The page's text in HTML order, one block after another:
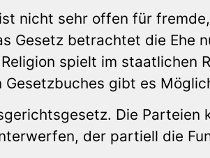
nicht sehr offen für
Gesetz betrachtet die Ehe
spielt im staatlichen
gibt es
Die Parteien
der partiell die